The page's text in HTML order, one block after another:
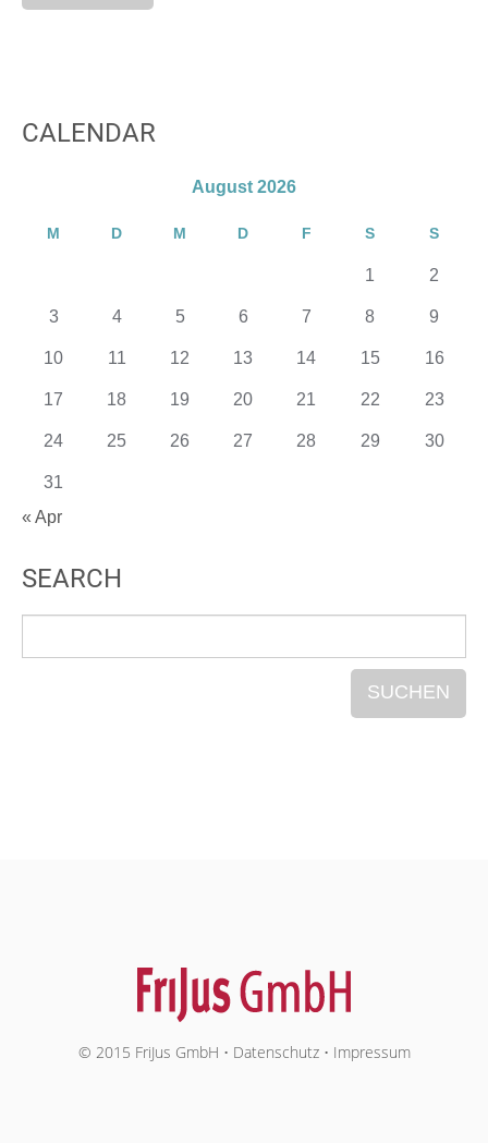
CALENDAR
August 2026
M D M D F S S
1 2
3 4 5 6 7 8 9
10 11 12 13 14 15 16
17 18 19 20 21 22 23
24 25 26 27 28 29 30
31
« Apr
SEARCH
© 2015 FriJus GmbH • Datenschutz• Impressum